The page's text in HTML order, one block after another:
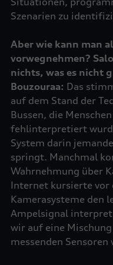
Aber wie kann man
vorwegnehmen?
nichts, was es nicht
Bouzouraa: Das
auf dem Stand der
Bussen, die
fehlinterpretiert
System darin
springt. Manchmal
Wahrnehmung über
Internet kursierte vor
Kamerasysteme den
Ampelsignal
wir auf eine
messenden Sensoren